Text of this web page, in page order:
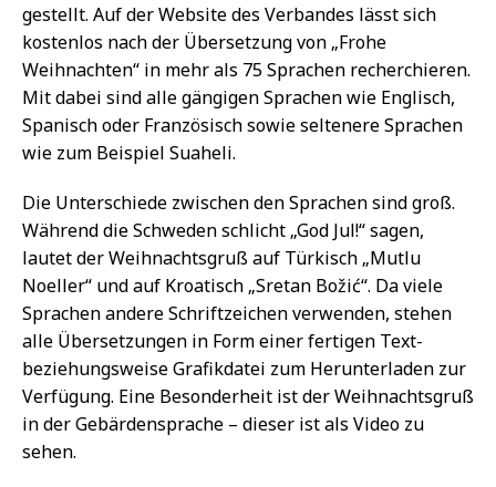
gestellt. Auf der Website des Verbandes lässt sich
kostenlos nach der Übersetzung von „Frohe
Weihnachten“ in mehr als 75 Sprachen recherchieren.
Mit dabei sind alle gängigen Sprachen wie Englisch,
Spanisch oder Französisch sowie seltenere Sprachen
wie zum Beispiel Suaheli.
Die Unterschiede zwischen den Sprachen sind groß.
Während die Schweden schlicht „God Jul!“ sagen,
lautet der Weihnachtsgruß auf Türkisch „Mutlu
Noeller“ und auf Kroatisch „Sretan Božić“. Da viele
Sprachen andere Schriftzeichen verwenden, stehen
alle Übersetzungen in Form einer fertigen Text-
beziehungsweise Grafikdatei zum Herunterladen zur
Verfügung. Eine Besonderheit ist der Weihnachtsgruß
in der Gebärdensprache – dieser ist als Video zu
sehen.